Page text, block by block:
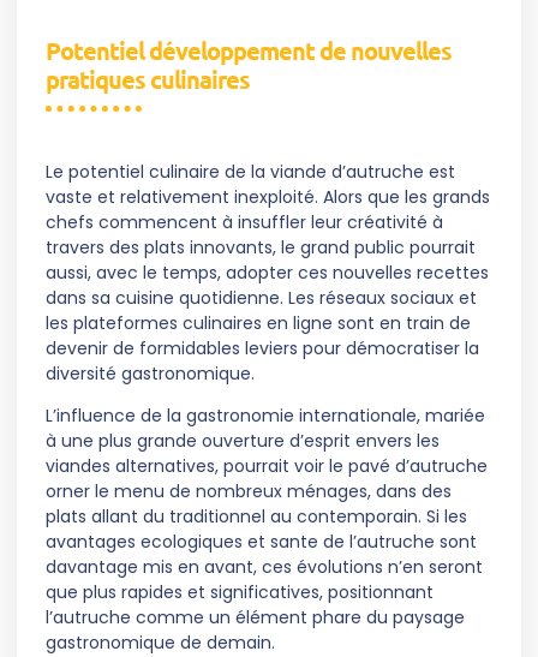
Potentiel développement de nouvelles
pratiques culinaires
Le potentiel culinaire de la viande d’autruche est
vaste et relativement inexploité. Alors que les grands
chefs commencent à insuffler leur créativité à
travers des plats innovants, le grand public pourrait
aussi, avec le temps, adopter ces nouvelles recettes
dans sa cuisine quotidienne. Les réseaux sociaux et
les plateformes culinaires en ligne sont en train de
devenir de formidables leviers pour démocratiser la
diversité gastronomique.
L’influence de la gastronomie internationale, mariée
à une plus grande ouverture d’esprit envers les
viandes alternatives, pourrait voir le pavé d’autruche
orner le menu de nombreux ménages, dans des
plats allant du traditionnel au contemporain. Si les
avantages ecologiques et sante de l’autruche sont
davantage mis en avant, ces évolutions n’en seront
que plus rapides et significatives, positionnant
l’autruche comme un élément phare du paysage
gastronomique de demain.